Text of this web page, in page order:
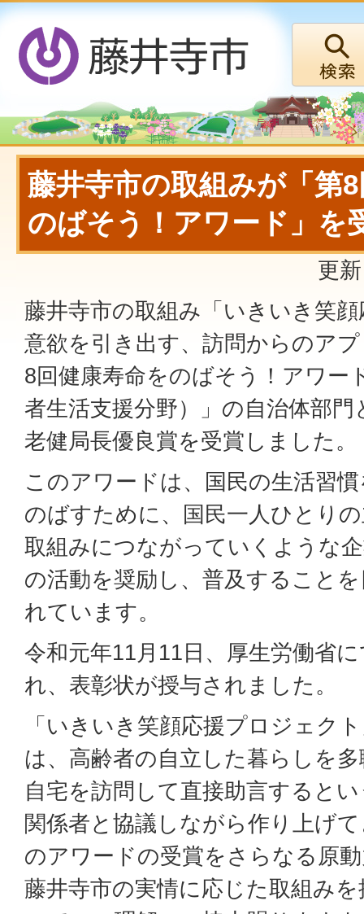
藤井寺市の取組みが「第
のばそう！アワード」を
更
藤井寺市の取組み「いきいき笑
意欲を引き出す、訪問からのア
8回健康寿命をのばそう！アワー
者生活支援分野）」の自治体部
老健局長優良賞を受賞しました。
このアワードは、国民の生活習
のばすために、国民一人ひとり
取組みにつながっていくような
の活動を奨励し、普及すること
れています。
令和元年11月11日、厚生労働省
れ、表彰状が授与されました。
「いきいき笑顔応援プロジェク
は、高齢者の自立した暮らしを
自宅を訪問して直接助言すると
関係者と協議しながら作り上げ
のアワードの受賞をさらなる原
藤井寺市の実情に応じた取組み